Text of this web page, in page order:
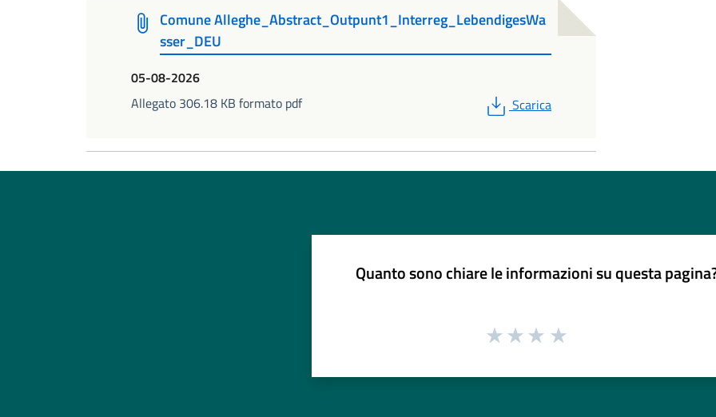
Comune Alleghe_Abstract_Outpunt1_Interreg_LebendigesWa
sser_DEU
05-08-2026
Allegato 306.18 KB formato pdf
PDF
Scarica
Quanto sono chiare le informazioni su questa